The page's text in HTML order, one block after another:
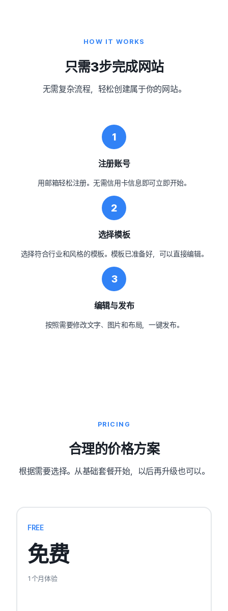
HOW IT WORKS
只需3步完成网站
无需复杂流程，轻松创建属于你的网站。
1
注册账号
用邮箱轻松注册。无需信用卡信息即可立即开始。
2
选择模板
选择符合行业和风格的模板。模板已准备好，可以直接编辑。
3
编辑与发布
按照需要修改文字、图片和布局，一键发布。
PRICING
合理的价格方案
根据需要选择。从基础套餐开始，以后再升级也可以。
FREE
免费
1个月体验